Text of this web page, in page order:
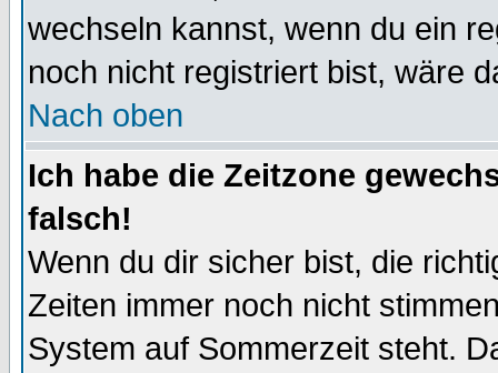
wechseln kannst, wenn du ein
noch nicht registriert bist, wäre
Nach oben
Ich habe die Zeitzone
falsch!
Wenn du dir sicher bist, die
Zeiten immer noch nicht
System auf Sommerzeit steht.